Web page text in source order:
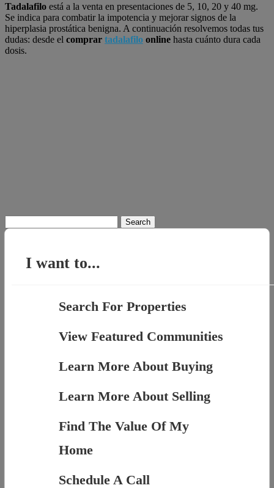
Tadalafilo está a la venta en presentaciones de 5, 10, 20 y 40 mg.
Se indica para combatir la impotencia y mejorar signos de la
hiperplasia prostática benigna. A continuación resolvemos todas tus
dudas: desde el comprar tadalafilo online hasta cuánto dura cada
dosis.
for:
I want to...
Search For Properties
View Featured Communities
Learn More About Buying
Learn More About Selling
Find The Value Of My
Home
Schedule A Call